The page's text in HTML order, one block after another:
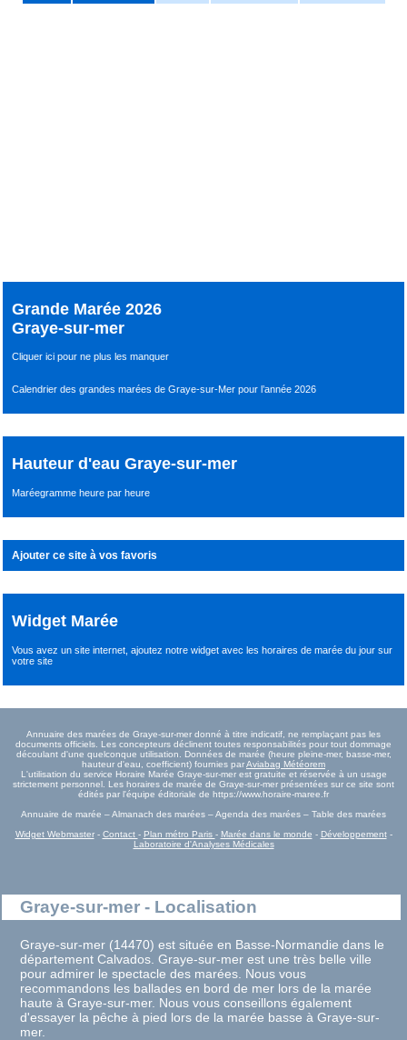
Grande Marée 2026
Graye-sur-mer
Cliquer ici pour ne plus les manquer
Calendrier des grandes marées de Graye-sur-Mer pour l’année 2026
Hauteur d'eau Graye-sur-mer
Maréegramme heure par heure
Ajouter ce site à vos favoris
Widget Marée
Vous avez un site internet,ajoutez notre widget avec les horaires de marée du joursur
votre site
Annuaire des marées de Graye-sur-mer donné à titre indicatif, ne remplaçant pas les
documents officiels. Les concepteurs déclinent toutes responsabilités pour tout dommage
découlant d'une quelconque utilisation. Données de marée (heure pleine-mer, basse-mer,
hauteur d'eau, coefficient) fournies parAviabag Météorem
L'utilisation du service Horaire Marée Graye-sur-mer est gratuite et réservée à un usage
strictement personnel. Les horaires de marée de Graye-sur-mer présentées sur ce site sont
édités par l'équipe éditoriale de https://www.horaire-maree.fr
Annuaire de marée – Almanach des marées – Agenda des marées – Table des marées
Widget Webmaster- Contact - Plan métro Paris - Marée dans le monde - Développement-
Laboratoire d'Analyses Médicales
Graye-sur-mer - Localisation
Graye-sur-mer (14470) est située en Basse-Normandie dans le
département Calvados. Graye-sur-mer est une très belle ville
pour admirer le spectacle des marées. Nous vous
recommandons les ballades en bord de mer lors de la marée
haute à Graye-sur-mer. Nous vous conseillons également
d'essayer la pêche à pied lors de la marée basse à Graye-sur-
mer.